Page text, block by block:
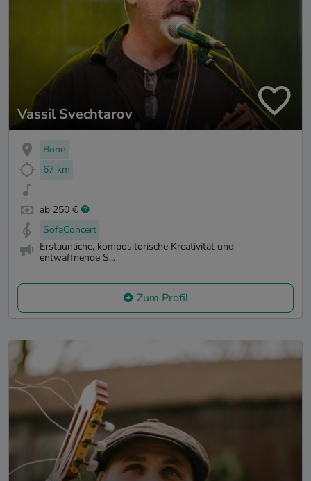
Vassil Svechtarov
Bonn
67 km
ab 250 €
SofaConcert
Erstaunliche, kompositorische Kreativität und
entwaffnende S...
Zum Profil